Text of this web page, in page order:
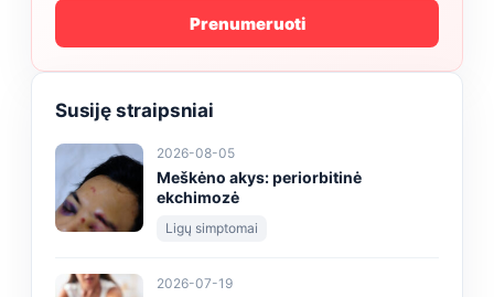
Prenumeruoti
Susiję straipsniai
2026-08-05
Meškėno akys: periorbitinė
ekchimozė
Ligų simptomai
2026-07-19